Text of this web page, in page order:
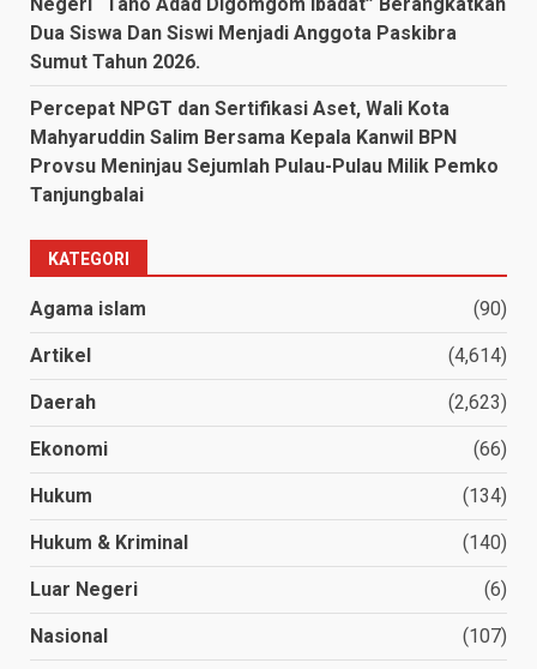
Dua Siswa Dan Siswi Menjadi Anggota Paskibra
Sumut Tahun 2026.
Percepat NPGT dan Sertifikasi Aset, Wali Kota
Mahyaruddin Salim Bersama Kepala Kanwil BPN
Provsu Meninjau Sejumlah Pulau-Pulau Milik Pemko
Tanjungbalai
KATEGORI
Agama islam (90)
Artikel (4,614)
Daerah (2,623)
Ekonomi (66)
Hukum (134)
Hukum & Kriminal (140)
Luar Negeri (6)
Nasional (107)